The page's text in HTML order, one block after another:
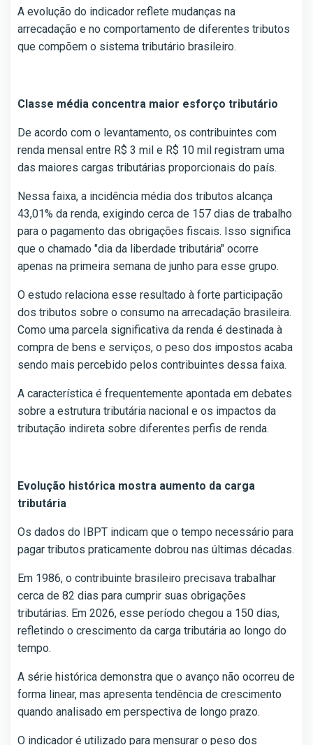
A evolução do indicador reflete mudanças na
arrecadação e no comportamento de diferentes tributos
que compõem o sistema tributário brasileiro.
Classe média concentra maior esforço tributário
De acordo com o levantamento, os contribuintes com
renda mensal entre R$ 3 mil e R$ 10 mil registram uma
das maiores cargas tributárias proporcionais do país.
Nessa faixa, a incidência média dos tributos alcança
43,01% da renda, exigindo cerca de 157 dias de trabalho
para o pagamento das obrigações fiscais. Isso significa
que o chamado "dia da liberdade tributária" ocorre
apenas na primeira semana de junho para esse grupo.
O estudo relaciona esse resultado à forte participação
dos tributos sobre o consumo na arrecadação brasileira.
Como uma parcela significativa da renda é destinada à
compra de bens e serviços, o peso dos impostos acaba
sendo mais percebido pelos contribuintes dessa faixa.
A característica é frequentemente apontada em debates
sobre a estrutura tributária nacional e os impactos da
tributação indireta sobre diferentes perfis de renda.
Evolução histórica mostra aumento da carga
tributária
Os dados do IBPT indicam que o tempo necessário para
pagar tributos praticamente dobrou nas últimas décadas.
Em 1986, o contribuinte brasileiro precisava trabalhar
cerca de 82 dias para cumprir suas obrigações
tributárias. Em 2026, esse período chegou a 150 dias,
refletindo o crescimento da carga tributária ao longo do
tempo.
A série histórica demonstra que o avanço não ocorreu de
forma linear, mas apresenta tendência de crescimento
quando analisado em perspectiva de longo prazo.
O indicador é utilizado para mensurar o peso dos